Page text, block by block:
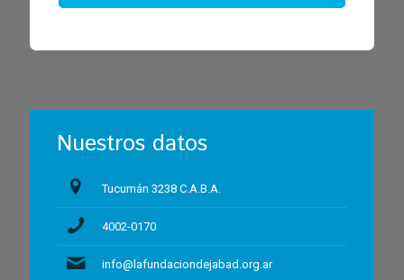
Nuestros datos
Tucumán 3238 C.A.B.A.
4002-0170
info@lafundaciondejabad.org.ar